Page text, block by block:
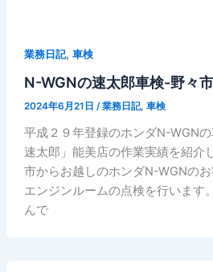
業務日記, 車検
N-WGNの速太郎車検-野々
2024年6月21日 /業務日記, 車検
平成２９年登録のホンダN-WGN
速太郎」能美店の作業実績を紹介
市からお越しのホンダN-WGNの
エンジンルームの点検を行います
んで